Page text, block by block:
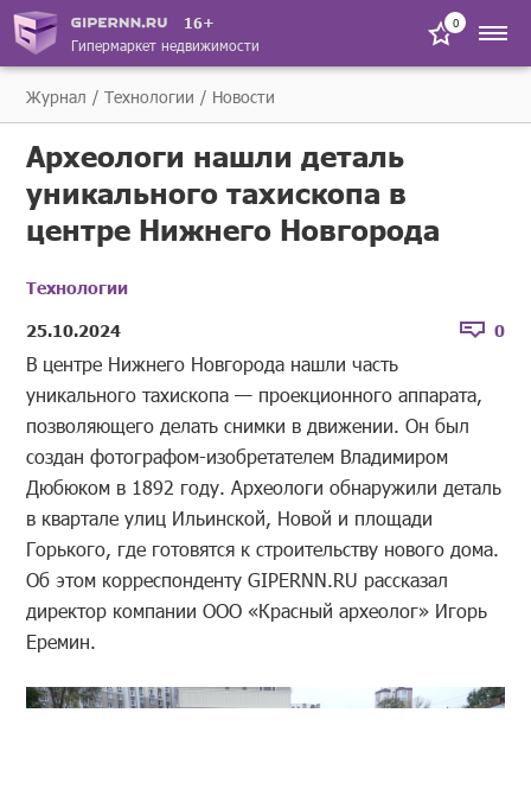
16+
Гипермаркет недвижимости
0
Журнал Технологии Новости
Археологи нашли деталь
уникального тахископа в
центре Нижнего Новгорода
Технологии
25.10.2024
0
В центре Нижнего Новгорода нашли часть
уникального тахископа — проекционного аппарата,
позволяющего делать снимки в движении. Он был
создан фотографом-изобретателем Владимиром
Дюбюком в 1892 году. Археологи обнаружили деталь
в квартале улиц Ильинской, Новой и площади
Горького, где готовятся к строительству нового дома.
Об этом корреспонденту GIPERNN.RU рассказал
директор компании ООО «Красный археолог» Игорь
Еремин.